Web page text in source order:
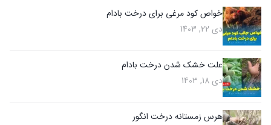
خواص کود مرغی برای درخت بادام
دی 22, 1403
علت خشک شدن درخت بادام
دی 18, 1403
هرس زمستانه درخت انگور